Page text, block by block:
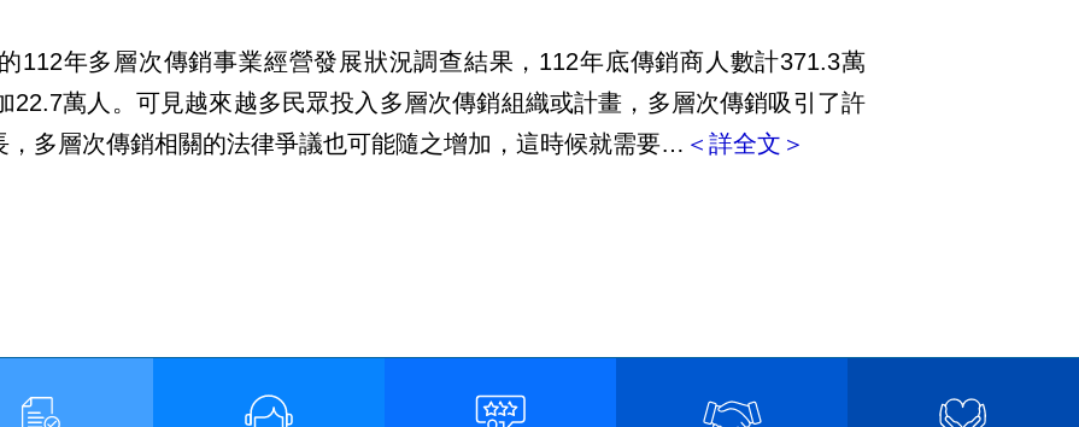
年多層次傳銷事業經營發展狀況調查結果，112年底傳銷商人數計371.3萬
22.7萬人。可見越來越多民眾投入多層次傳銷組織或計畫，多層次傳銷吸引了許
，多層次傳銷相關的法律爭議也可能隨之增加，這時候就需要… ＜詳全文＞